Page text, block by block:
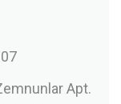
Apt.